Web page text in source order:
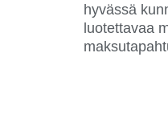
hyvässä
luotettavaa